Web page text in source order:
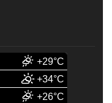
+29°C
+34°C
+26°C